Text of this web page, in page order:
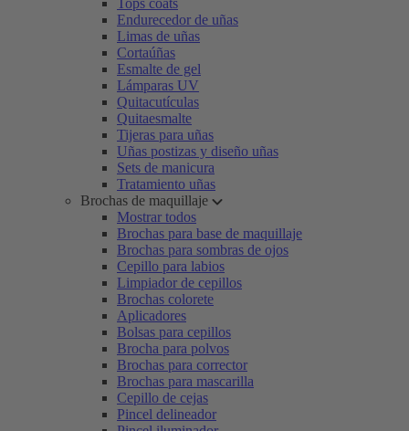
Tops coats
Endurecedor de uñas
Limas de uñas
Cortaúñas
Esmalte de gel
Lámparas UV
Quitacutículas
Quitaesmalte
Tijeras para uñas
Uñas postizas y diseño uñas
Sets de manicura
Tratamiento uñas
Brochas de maquillaje
Mostrar todos
Brochas para base de maquillaje
Brochas para sombras de ojos
Cepillo para labios
Limpiador de cepillos
Brochas colorete
Aplicadores
Bolsas para cepillos
Brocha para polvos
Brochas para corrector
Brochas para mascarilla
Cepillo de cejas
Pincel delineador